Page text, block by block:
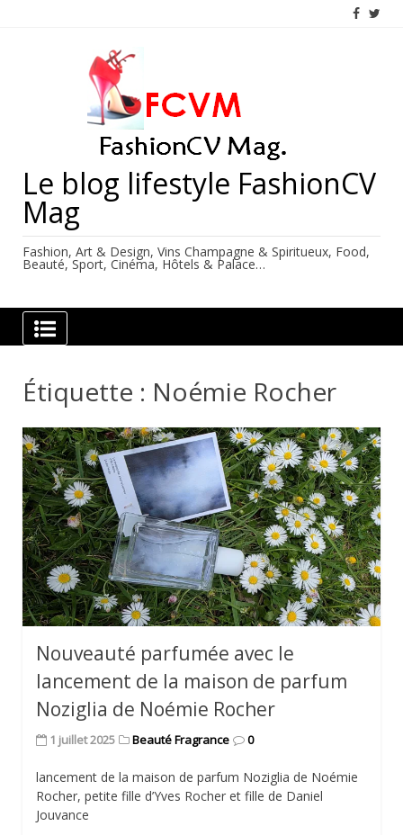
Le blog lifestyle FashionCV
Mag
Fashion, Art & Design, Vins Champagne & Spiritueux, Food,
Beauté, Sport, Cinéma, Hôtels & Palace…
Étiquette : Noémie Rocher
Nouveauté parfumée avec le
lancement de la maison de parfum
Noziglia de Noémie Rocher
1 juillet 2025 Beauté Fragrance 0
lancement de la maison de parfum Noziglia de Noémie
Rocher, petite fille d’Yves Rocher et fille de Daniel
Jouvance